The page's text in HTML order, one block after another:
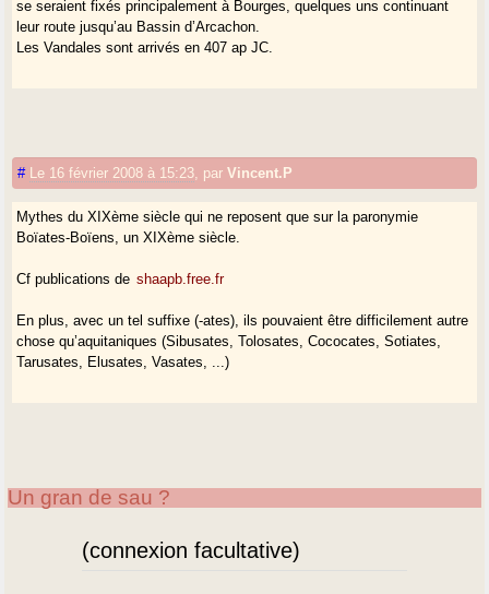
se seraient fixés principalement à Bourges, quelques uns continuant
leur route jusqu’au Bassin d’Arcachon.
Les Vandales sont arrivés en 407 ap JC.
# Le 16 février 2008 à 15:23 parVincent.P
Mythes du XIXème siècle qui ne reposent que sur la paronymie
Boïates-Boïens, un XIXème siècle.
Cf publications de shaapb.free.fr
En plus, avec un tel suffixe (-ates), ils pouvaient être difficilement autre
chose qu’aquitaniques (Sibusates, Tolosates, Cococates, Sotiates,
Tarusates, Elusates, Vasates, ...)
Un gran de sau ?
(connexion facultative)